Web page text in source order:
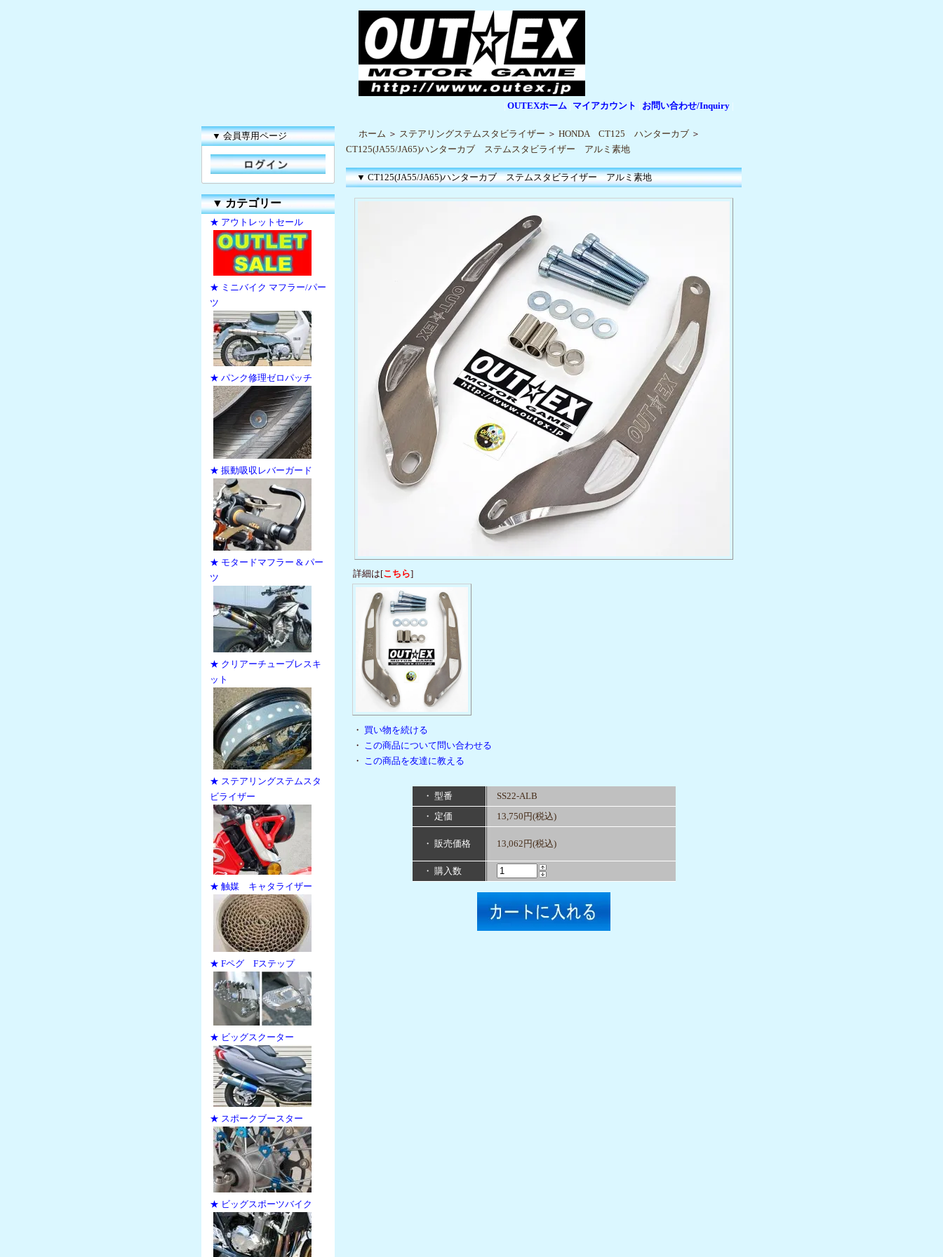
OUTEXホーム マイアカウント お問い合わせ/Inquiry
▼ 会員専用ページ
▼カテゴリー
★ アウトレットセール
★ ミニバイク マフラー/パー
ツ
★ パンク修理ゼロパッチ
★ 振動吸収レバーガード
★ モタードマフラー & パー
ツ
★ クリアーチューブレスキ
ット
★ ステアリングステムスタ
ビライザー
★ 触媒 キャタライザー
★ Fペグ Fステップ
★ ビッグスクーター
★ スポークブースター
★ ビッグスポーツバイク
ホーム ＞ ステアリングステムスタビライザー ＞ HONDA CT125 ハンターカブ ＞
CT125(JA55/JA65)ハンターカブ ステムスタビライザー アルミ素地
▼ CT125(JA55/JA65)ハンターカブ ステムスタビライザー アルミ素地
詳細は[こちら]
・ 買い物を続ける
・
この商品について問い合わせる
・
この商品を友達に教える
・ 型番
SS22-ALB
・ 定価
13,750円(税込)
・ 販売価格 13,062円(税込)
・ 購入数